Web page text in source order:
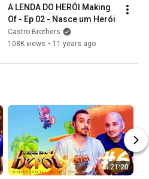
A LENDA DO HERÓI Making
Of - Ep 02 - Nasce um Herói
Castro Brothers
108K views • 11 years ago
21:20